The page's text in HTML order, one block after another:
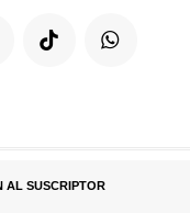
AL SUSCRIPTOR